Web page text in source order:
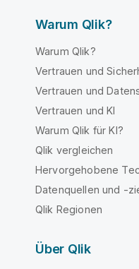
Warum Qlik?
Warum Qlik?
Vertrauen und
Vertrauen und
Vertrauen und KI
Warum Qlik für KI?
Qlik vergleichen
Hervorgehobene
Datenquellen und -
Qlik Regionen
Über Qlik